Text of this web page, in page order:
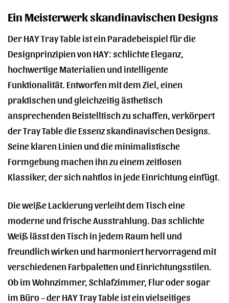
Ein Meisterwerk skandinavischen Designs
Der HAY Tray Table ist ein Paradebeispiel für die
Designprinzipien von HAY: schlichte Eleganz,
hochwertige Materialien und intelligente
Funktionalität. Entworfen mit dem Ziel, einen
praktischen und gleichzeitig ästhetisch
ansprechenden Beistelltisch zu schaffen, verkörpert
der Tray Table die Essenz skandinavischen Designs.
Seine klaren Linien und die minimalistische
Formgebung machen ihn zu einem zeitlosen
Klassiker, der sich nahtlos in jede Einrichtung einfügt.
Die weiße Lackierung verleiht dem Tisch eine
moderne und frische Ausstrahlung. Das schlichte
Weiß lässt den Tisch in jedem Raum hell und
freundlich wirken und harmoniert hervorragend mit
verschiedenen Farbpaletten und Einrichtungsstilen.
Ob im Wohnzimmer, Schlafzimmer, Flur oder sogar
im Büro – der HAY Tray Table ist ein vielseitiges